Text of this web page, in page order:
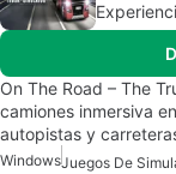
On The Road – The
camiones inmersiva
autopistas y
WindowsJuegos De